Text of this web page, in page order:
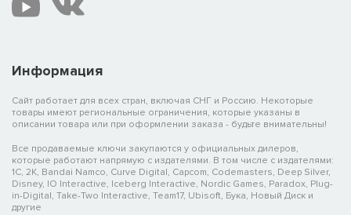
Информация
Сайт работает для всех стран, включая СНГ и Россию. Некоторые
товары имеют региональные ограничения, которые указаны в
описании товара или при оформлении заказа - будьте внимательны!
Все продаваемые ключи закупаются у официальных дилеров,
которые работают напрямую с издателями. В том числе с издателями:
1C, 2K, Bandai Namco, Curve Digital, Capcom, Codemasters, Deep Silver,
Disney, IO Interactive, Iceberg Interactive, Nordic Games, Paradox, Plug-
in-Digital, Take-Two Interactive, Team17, Ubisoft, Бука, Новый Диск и
другие